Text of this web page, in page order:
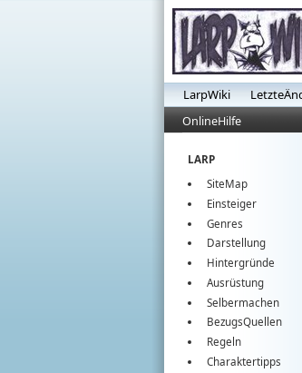
LarpWiki
OnlineHilfe
LARP
SiteMap
Einsteiger
Genres
Darstellung
Hintergründe
Ausrüstung
Selbermachen
BezugsQuellen
Regeln
Charaktertipps